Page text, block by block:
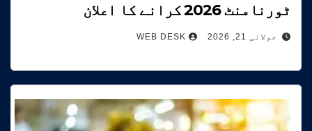
ٹورنامنٹ 2026 کرانے کا اعلان
جولائی 21, 2026 WEB DESK